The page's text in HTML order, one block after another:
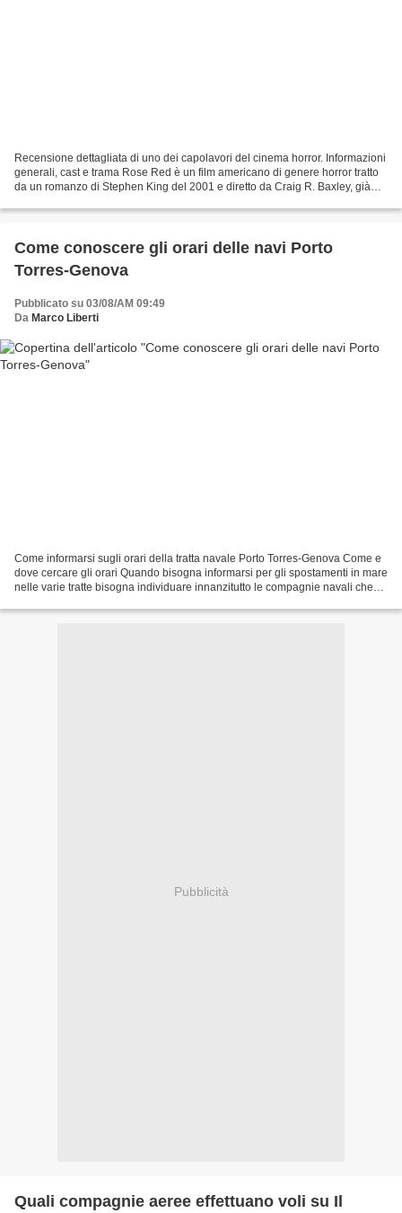
Recensione dettagliata di uno dei capolavori del cinema horror. Informazioni
generali, cast e trama Rose Red è un film americano di genere horror tratto
da un romanzo di Stephen King del 2001 e diretto da Craig R. Baxley, già
Come conoscere gli orari delle navi Porto
Torres-Genova
Pubblicato su 03/08/AM 09:49
Da Marco Liberti
Come informarsi sugli orari della tratta navale Porto Torres-Genova Come e
dove cercare gli orari Quando bisogna informarsi per gli spostamenti in mare
nelle varie tratte bisogna individuare innanzitutto le compagnie navali che
Pubblicità
Quali compagnie aeree effettuano voli su Il